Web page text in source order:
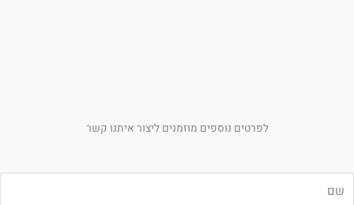
לפרטים נוספים מוזמנים ליצור איתנו קשר